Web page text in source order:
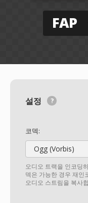
FAP
설정
코덱:
Ogg (Vorbis)
오디오 트랙을 인코딩
덱은 가능한 경우 재인
오디오 스트림을 복사